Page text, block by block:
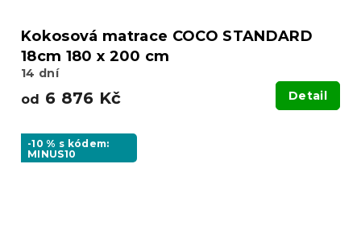
Kokosová matrace COCO STANDARD
18cm 180 x 200 cm
14 dní
od 6 876 Kč Detail
-10 % s kódem:
MINUS10